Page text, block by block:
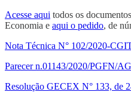
Acesse aqui todos os
Economia e aqui o pedido, de
Nota Técnica N° 102/2020-
Parecer n.01143/2020/PGFN/
Resolução GECEX N° 133, de